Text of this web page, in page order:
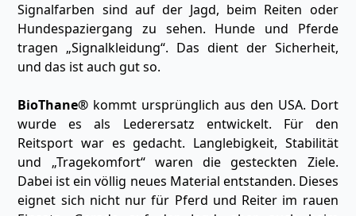
Signalfarben sind auf der Jagd, beim Reiten oder
Hundespaziergang zu sehen. Hunde und Pferde
tragen „Signalkleidung“. Das dient der Sicherheit,
und das ist auch gut so.
BioThane® kommt ursprünglich aus den USA. Dort
wurde es als Lederersatz entwickelt. Für den
Reitsport war es gedacht. Langlebigkeit, Stabilität
und „Tragekomfort“ waren die gesteckten Ziele.
Dabei ist ein völlig neues Material entstanden. Dieses
eignet sich nicht nur für Pferd und Reiter im rauen